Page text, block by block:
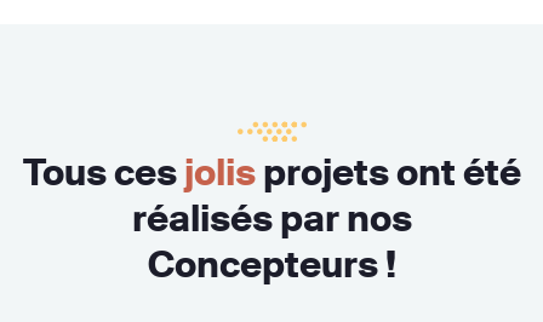
Tous cesjolisprojets ont été
réalisés par nos
Concepteurs !